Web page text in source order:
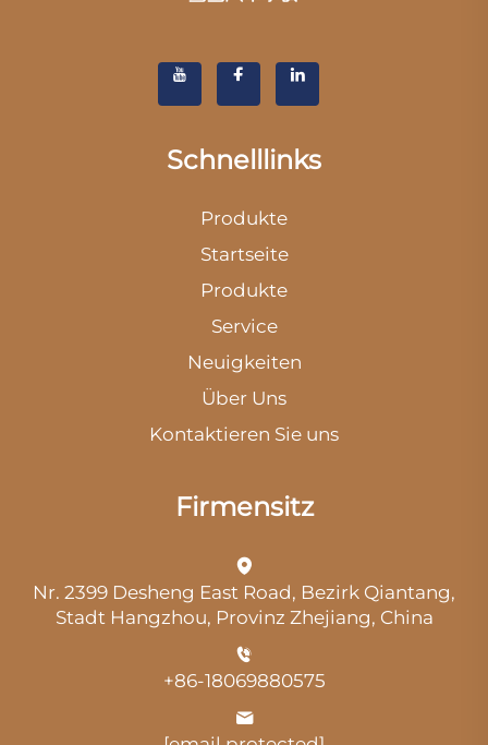
Schnelllinks
Produkte
Startseite
Produkte
Service
Neuigkeiten
Über Uns
Kontaktieren Sie uns
Firmensitz
Nr. 2399 Desheng East Road, Bezirk Qiantang,
Stadt Hangzhou, Provinz Zhejiang, China
+86-18069880575